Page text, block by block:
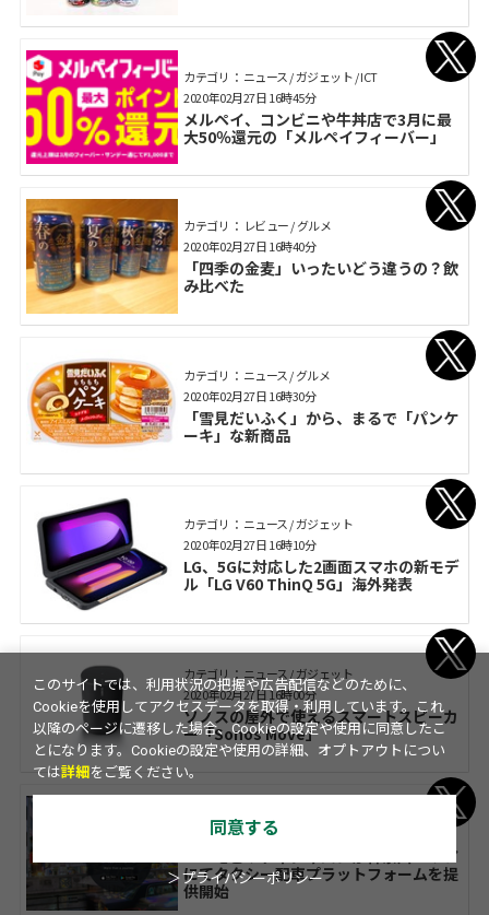
カテゴリ： ニュース / ガジェット / ICT
メルペイ、コンビニや牛丼店で3月に最
大50％還元の「メルペイフィーバー」
2020年02月27日 16時45分
カテゴリ： レビュー / グルメ
「四季の金麦」いったいどう違うの？飲
み比べた
2020年02月27日 16時40分
カテゴリ： ニュース / グルメ
「雪見だいふく」から、まるで「パンケ
ーキ」な新商品
2020年02月27日 16時30分
カテゴリ： ニュース / ガジェット
LG、5Gに対応した2画面スマホの新モデ
ル「LG V60 ThinQ 5G」海外発表
2020年02月27日 16時10分
カテゴリ： ニュース / ガジェット
ソノスの屋外で使えるスマートスピーカ
ー「Sonos Move」
2020年02月27日 16時00分
DiDiモビリティジャパンが神奈川エリア
にてタクシー配車プラットフォームを提
供開始
2020年02月27日 15時15分
このサイトでは、利用状況の把握や広告配信などのために、
Cookieを使用してアクセスデータを取得・利用しています。これ
以降のページに遷移した場合、Cookieの設定や使用に同意したこ
とになります。Cookieの設定や使用の詳細、オプトアウトについ
ては詳細 をご覧ください。
同意する
＞プライバシーポリシー